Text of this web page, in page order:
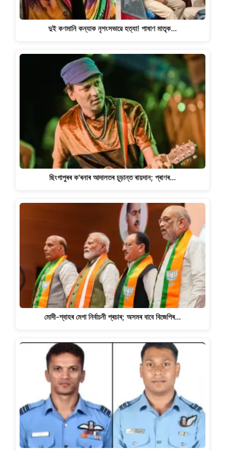
দুই কণমানি কন্যাক নৃশংসভাৱে হত্যা! পাষাণ মাতৃক…
ছিংগাপুৰৰ ক'ৰনাৰ আদালতৰ চূড়ান্ত ৰায়দান; প্ৰাণৰ…
মোদী-শ্বাহৰ মেগা নিৰ্বাচনী প্ৰচাৰ; অসমৰ বাবে বিজেপিৰ…